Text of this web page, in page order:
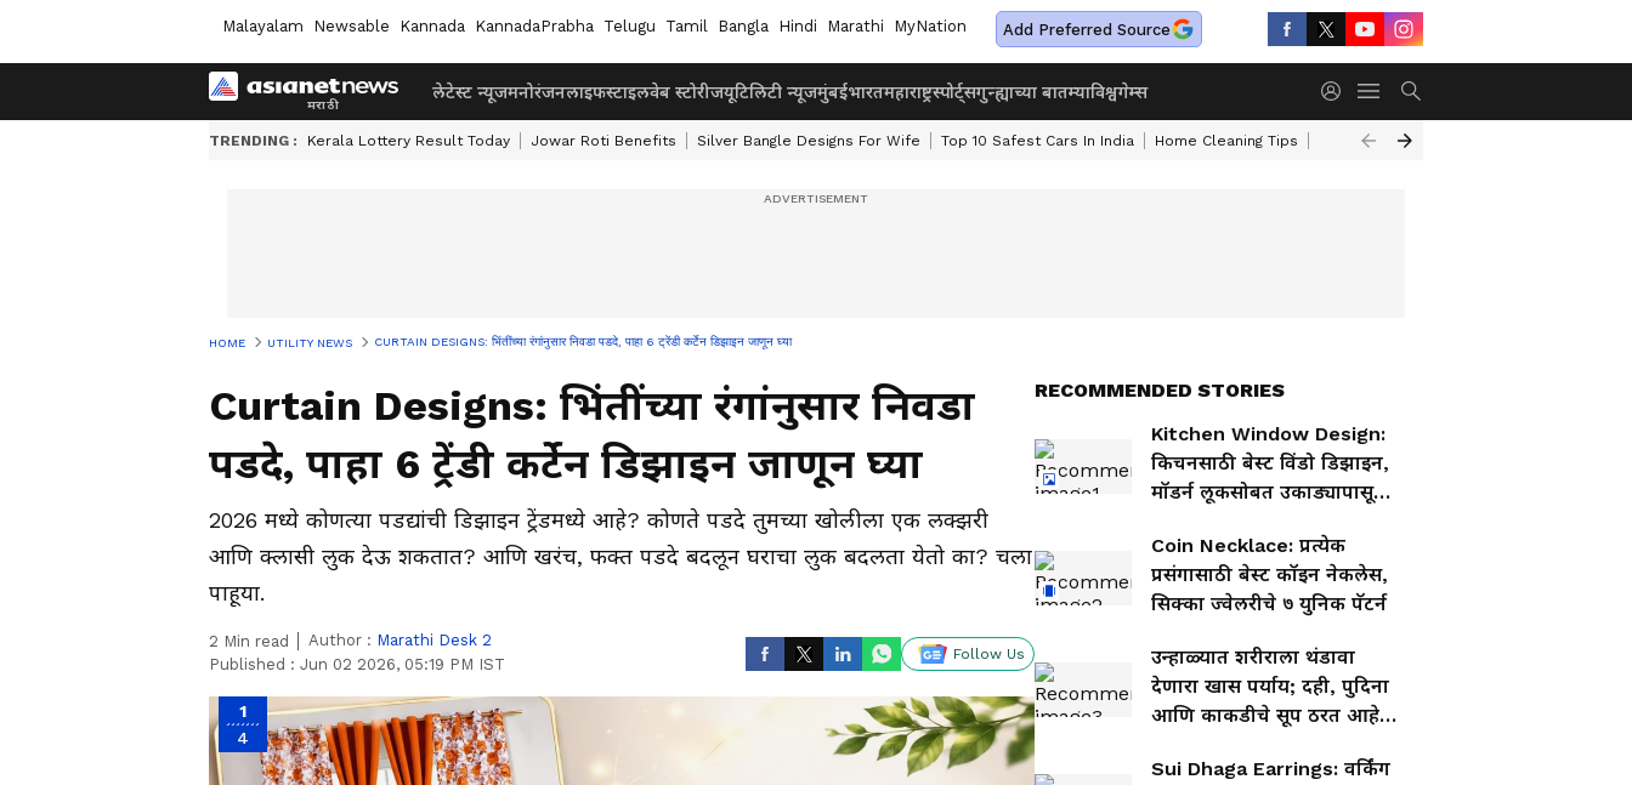
Malayalam Newsable Kannada KannadaPrabha Telugu Tamil Bangla Hindi Marathi MyNation Add Preferred Source
लेटेस्ट न्यूजमनोरंजनलाइफस्टाइलवेब स्टोरीजयूटिलिटी न्यूजमुंबईभारतमहाराष्ट्रस्पोर्ट्सगुन्ह्याच्या बातम्याविश्वगेम्स
TRENDING : Kerala Lottery Result Today Jowar Roti Benefits Silver Bangle Designs For Wife Top 10 Safest Cars In India Home Cleaning Tips Gas Burner Cleaning Tips
HOME UTILITY NEWS CURTAIN DESIGNS: भिंतींच्या रंगांनुसार निवडा पडदे, पाहा 6 ट्रेंडी कर्टेन डिझाइन जाणून घ्या
Curtain Designs: भिंतींच्या रंगांनुसार निवडा
पडदे, पाहा 6 ट्रेंडी कर्टेन डिझाइन जाणून घ्या
2026 मध्ये कोणत्या पडद्यांची डिझाइन ट्रेंडमध्ये आहे? कोणते पडदे तुमच्या खोलीला एक लक्झरी
आणि क्लासी लुक देऊ शकतात? आणि खरंच, फक्त पडदे बदलून घराचा लुक बदलता येतो का? चला
पाहूया.
2 Min read Author : Marathi Desk 2
Published : Jun 02 2026, 05:19 PM IST
Follow Us
1
4
RECOMMENDED STORIES
Kitchen Window Design:
किचनसाठी बेस्ट विंडो डिझाइन,
मॉडर्न लूकसोबत उकाड्यापासून
Coin Necklace: प्रत्येक
प्रसंगासाठी बेस्ट कॉइन नेकलेस,
सिक्का ज्वेलरीचे ७ युनिक पॅटर्न
उन्हाळ्यात शरीराला थंडावा
देणारा खास पर्याय; दही, पुदिना
आणि काकडीचे सूप ठरत आहे
Sui Dhaga Earrings: वर्किंग